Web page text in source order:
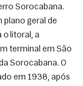
Sorocabana.
plano geral de
o litoral, a
terminal em São
Sorocabana. O
em 1938, após